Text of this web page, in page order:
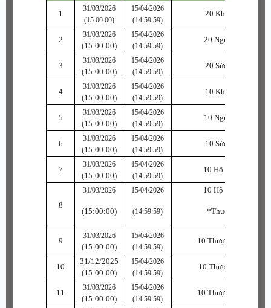
1
31/03/2026
(15:00:00)
15/04/2026
(14:59:59)
20 Khí Ngọc C
2
31/03/2026
(15:00:00)
15/04/2026
(14:59:59)
20 Ngự Ngọc C
3
31/03/2026
(15:00:00)
15/04/2026
(14:59:59)
20 Sức Ngọc C
4
31/03/2026
(15:00:00)
15/04/2026
(14:59:59)
10 Khí Ngọc B
5
31/03/2026
(15:00:00)
15/04/2026
(14:59:59)
10 Ngự Ngọc B
6
31/03/2026
(15:00:00)
15/04/2026
(14:59:59)
10 Sức Ngọc B
7
31/03/2026
(15:00:00)
15/04/2026
(14:59:59)
10 Hộ Linh Phù
8
31/03/2026
(15:00:00)
15/04/2026
(14:59:59)
10 Hộ Linh Phù
*Thượng Cấp
9
31/03/2026
(15:00:00)
15/04/2026
(14:59:59)
10 Thượng Khí Phù
10
31/12/2025
(15:00:00)
15/04/2026
(14:59:59)
10 Thượng Hộ Phù
11
31/03/2026
(15:00:00)
15/04/2026
(14:59:59)
10 Thượng Sức Phù